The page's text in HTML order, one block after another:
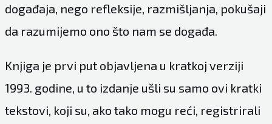
događaja, nego refleksije, razmišljanja, pokušaji
da razumijemo ono što nam se događa.
Knjiga je prvi put objavljena u kratkoj verziji
1993. godine, u to izdanje ušli su samo ovi kratki
tekstovi, koji su, ako tako mogu reći, registrirali